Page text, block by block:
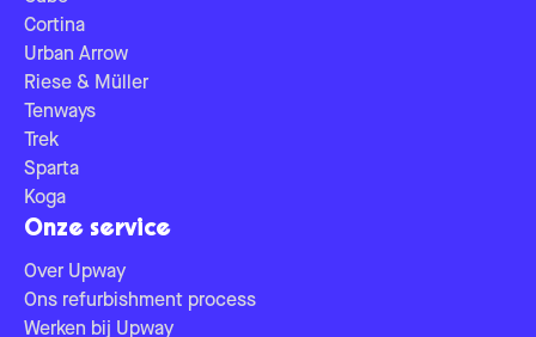
Cortina
Urban Arrow
Riese & Müller
Tenways
Trek
Sparta
Koga
Onze service
Over Upway
Ons refurbishment process
Werken bij Upway